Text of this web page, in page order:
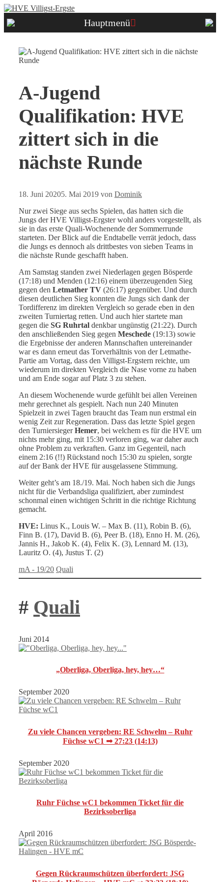
Zum
springen
Hauptmenü
A-Jugend
Qualifikation: HVE
zittert sich in die
nächste Runde
18. Juni 20205. Mai 2019 von Dominik
Nur zwei Siege aus sechs Spielen, das hatten sich die
Jungs der HVE Villigst-Ergster wohl anders vorgestellt, als
sie in das erste Quali-Wochenende der Sommerrunde
starteten. Der Blick auf die Endtabelle verrät jedoch, dass
die Jungs es dennoch als drittbestes von sieben Teams in
die nächste Runde geschafft haben.
Am Samstag standen zwei Niederlagen gegen Bösperde
(17:18) und Menden (12:16) einem überzeugenden Sieg
gegen den Letmather TV (26:17) gegenüber. Und durch
diesen deutlichen Sieg konnten die Jungs sich dank der
Tordifferenz im direkten Vergleich so gerade eben in den
zweiten Turniertag retten. Und auch hier startete man
gegen die SG Ruhrtal denkbar ungünstig (21:22). Durch
den anschließenden Sieg gegen Meschede (19:13) sowie
die Ergebnisse der anderen Mannschaften untereinander
war es dann erneut das Torverhältnis von der Letmathe-
Partie am Vortag, dass den Villigst-Ergstern reichte, um
wiederum im direkten Vergleich die Nase vorne zu haben
und am Ende sogar auf Platz 3 zu stehen.
An diesem Wochenende wurde gefühlt bei allen Vereinen
mehr gerechnet als gespielt. Nach nun 240 Minuten
Spielzeit in zwei Tagen braucht das Team nun erstmal ein
wenig Zeit zur Regeneration. Dass das letzte Spiel gegen
den TurniersiegerHemer, bei welchem es für die HVE um
nichts mehr ging, mit 15:30 verloren ging, war daher auch
ohne Problem zu verkraften. Ganz im Gegenteil, nach
einem 2:16 (!!) Rückstand noch 15:30 zu spielen, sorgte
auf der Bank der HVE für ausgelassene Stimmung.
Weiter geht’s am 18./19. Mai. Noch haben sich die Jungs
nicht für die Verbandsliga qualifiziert, aber zumindest
schonmal einen wichtigen Schritt in die richtige Richtung
gemacht.
HVE: Linus K., Louis W. – Max B. (11), Robin B. (6),
Finn B. (17), David B. (6), Peer B. (18), Enno H. M. (26),
Jannis H., Jakob K. (4), Felix K. (3), Lennard M. (13),
Lauritz O. (4), Justus T. (2)
Kategorien
mA - 19/20 Schlagwörter
Quali
# Quali
Juni 2014
„Oberliga, Oberliga, hey, hey…“
September 2020
Zu viele Chancen vergeben: RE Schwelm – Ruhr
Füchse wC1 ➟ 27:23 (14:13)
September 2020
Ruhr Füchse wC1 bekommen Ticket für die
Bezirksoberliga
April 2016
Gegen Rückraumschützen überfordert: JSG